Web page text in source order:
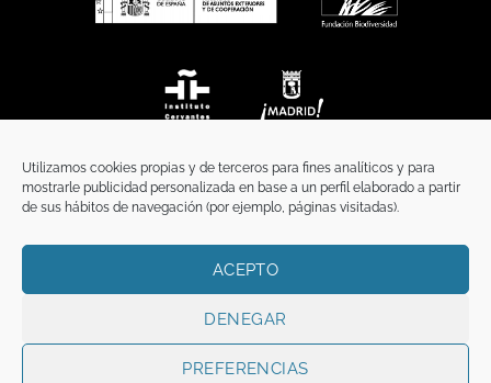
Utilizamos cookies propias y de terceros para fines analíticos y para
mostrarle publicidad personalizada en base a un perfil elaborado a partir
de sus hábitos de navegación (por ejemplo, páginas visitadas).
ACEPTO
DENEGAR
PREFERENCIAS
TÉRMINOS Y CONDICIONES
Copyright 2026 ©FunciFUNCI es titular de los derechos de propiedad
intelectual e industrial de este sitio web, y es también titular o tiene la